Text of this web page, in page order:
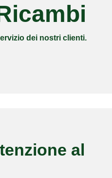
dei nostri clienti.
al